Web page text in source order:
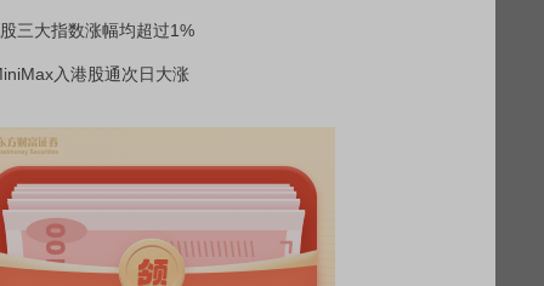
三大指数涨幅均超过1%
入港股通次日大涨